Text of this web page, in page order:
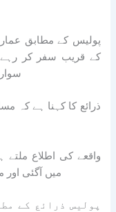
پولیس کے مطابق
کے قریب سفر کر رہے
ذرائع کا کہنا ہے کہ
واقعے کی اطلاع ملتے
میں آگئی
پولیس ذرائع کے